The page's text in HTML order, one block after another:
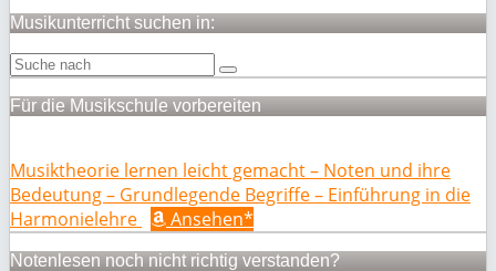
Musikunterricht suchen in:
Für die Musikschule vorbereiten
Musiktheorie lernen leicht gemacht – Noten und ihre
Bedeutung – Grundlegende Begriffe – Einführung in die
Harmonielehre
Ansehen*
Notenlesen noch nicht richtig verstanden?